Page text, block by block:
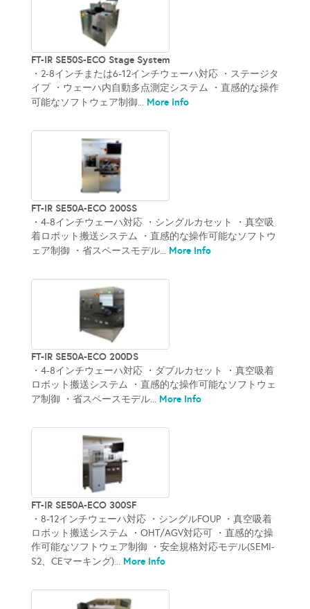
FT-IR SE50S-ECO Stage System
・2-8インチまたは6-12インチウェーハ対応 ・ステージタ
イプ ・ウェーハ内自動多点測定システム ・直感的な操作
可能なソフトウェア制御... More Info
FT-IR SE50A-ECO 200SS
・4-8インチウェーハ対応 ・シングルカセット ・真空吸
着ロボット搬送システム ・直感的な操作可能なソフトウ
ェア制御 ・省スペースモデル... More Info
FT-IR SE50A-ECO 200DS
・4-8インチウェーハ対応 ・ダブルカセット ・真空吸着
ロボット搬送システム ・直感的な操作可能なソフトウェ
ア制御 ・省スペースモデル... More Info
FT-IR SE50A-ECO 300SF
・8-12インチウェーハ対応 ・シングルFOUP ・真空吸着
ロボット搬送システム ・OHT/AGV対応可 ・直感的な操
作可能なソフトウェア制御 ・安全規格対応モデル(SEMI-
S2、CEマーキング)... More Info